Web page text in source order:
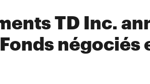
TD Inc.
négociés